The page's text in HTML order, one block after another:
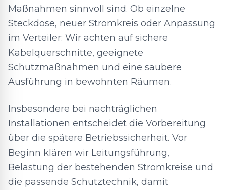
Maßnahmen sinnvoll sind. Ob einzelne
Steckdose, neuer Stromkreis oder Anpassung
im Verteiler: Wir achten auf sichere
Kabelquerschnitte, geeignete
Schutzmaßnahmen und eine saubere
Ausführung in bewohnten Räumen.
Insbesondere bei nachträglichen
Installationen entscheidet die Vorbereitung
über die spätere Betriebssicherheit. Vor
Beginn klären wir Leitungsführung,
Belastung der bestehenden Stromkreise und
die passende Schutztechnik, damit